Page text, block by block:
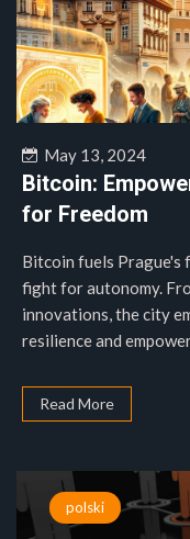
May 13, 2024
Bitcoin:
for Freedom
Bitcoin fuels Prague's
fight for autonomy.
innovations, the city
resilience and
Read More
polski